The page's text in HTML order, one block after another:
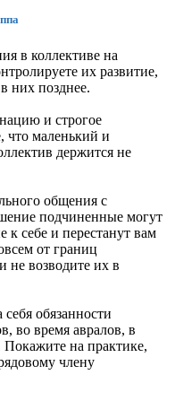
в коллективе на
их развитие,
них позднее.
и строгое
что маленький и
держится не
общения с
подчиненные могут
к себе и перестанут вам
от границ
не возводите их в
обязанности
во время авралов, в
Покажите на практике,
члену